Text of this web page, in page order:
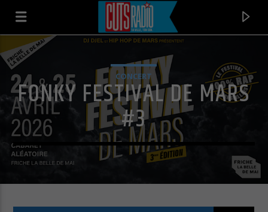
CONCERT
FONKY FESTIVAL DE MARS
#3